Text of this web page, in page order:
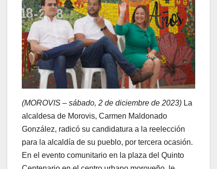
(MOROVIS – sábado, 2 de diciembre de 2023) La
alcaldesa de Morovis, Carmen Maldonado
González, radicó su candidatura a la reelección
para la alcaldía de su pueblo, por tercera ocasión.
En el evento comunitario en la plaza del Quinto